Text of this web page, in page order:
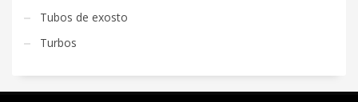
Tubos de exosto
Turbos